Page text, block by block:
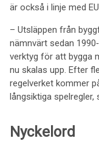
är också i linje med
– Utsläppen från
nämnvärt sedan
verktyg för att bygga
nu skalas upp. Efter
regelverket kommer
långsiktiga spelregler,
Nyckelord